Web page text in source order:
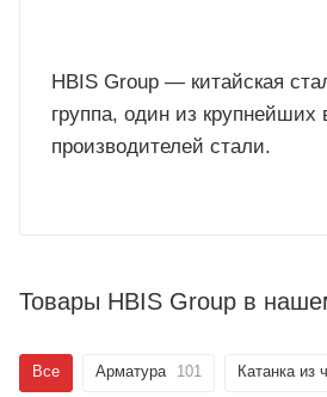
HBIS Group — китайская
группа, один из крупнейших
производителей стали.
Товары HBIS Group в
Все Арматура 101 Катанка из